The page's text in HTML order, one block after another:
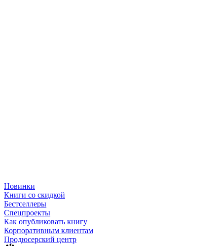
Новинки
Книги со скидкой
Бестселлеры
Спецпроекты
Как опубликовать книгу
Корпоративным клиентам
Продюсерский центр